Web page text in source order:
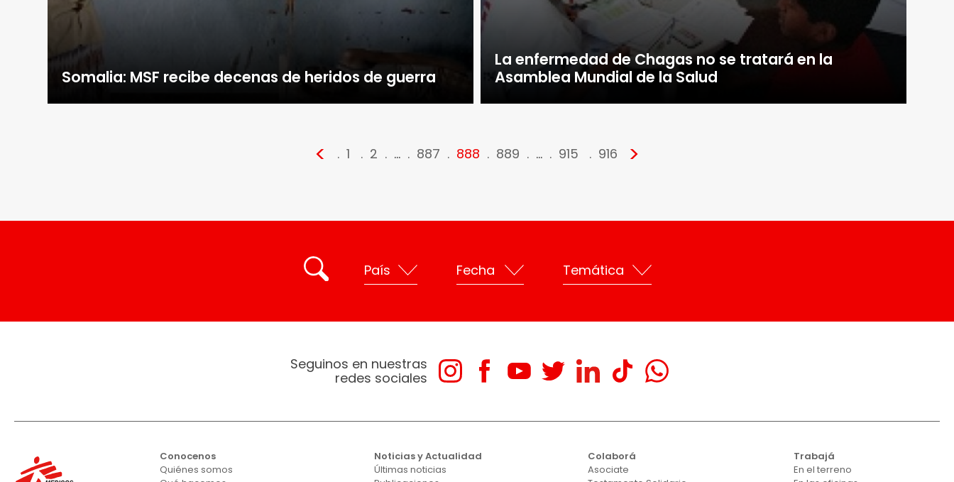
Somalia: MSF recibe decenas de heridos de guerra
La enfermedad de Chagas no se tratará en la
Asamblea Mundial de la Salud
< 1 2 … 887 888 889 … 915 916 >
Seguinos en nuestras
redes sociales
Conocenos
Quiénes somos
Noticias y Actualidad
Últimas noticias
Colaborá
Asociate
Trabajá
En el terreno